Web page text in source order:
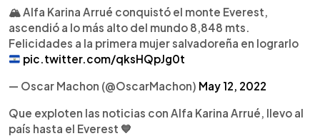
🏔️ Alfa Karina Arrué conquistó el monte Everest,
ascendió a lo más alto del mundo 8,848 mts.
Felicidades a la primera mujer salvadoreña en lograrlo
pic.twitter.com/qksHQpJg0t
— Oscar Machon (@OscarMachon) May 12, 2022
Que exploten las noticias con Alfa Karina Arrué, llevo al
país hasta el Everest 💙